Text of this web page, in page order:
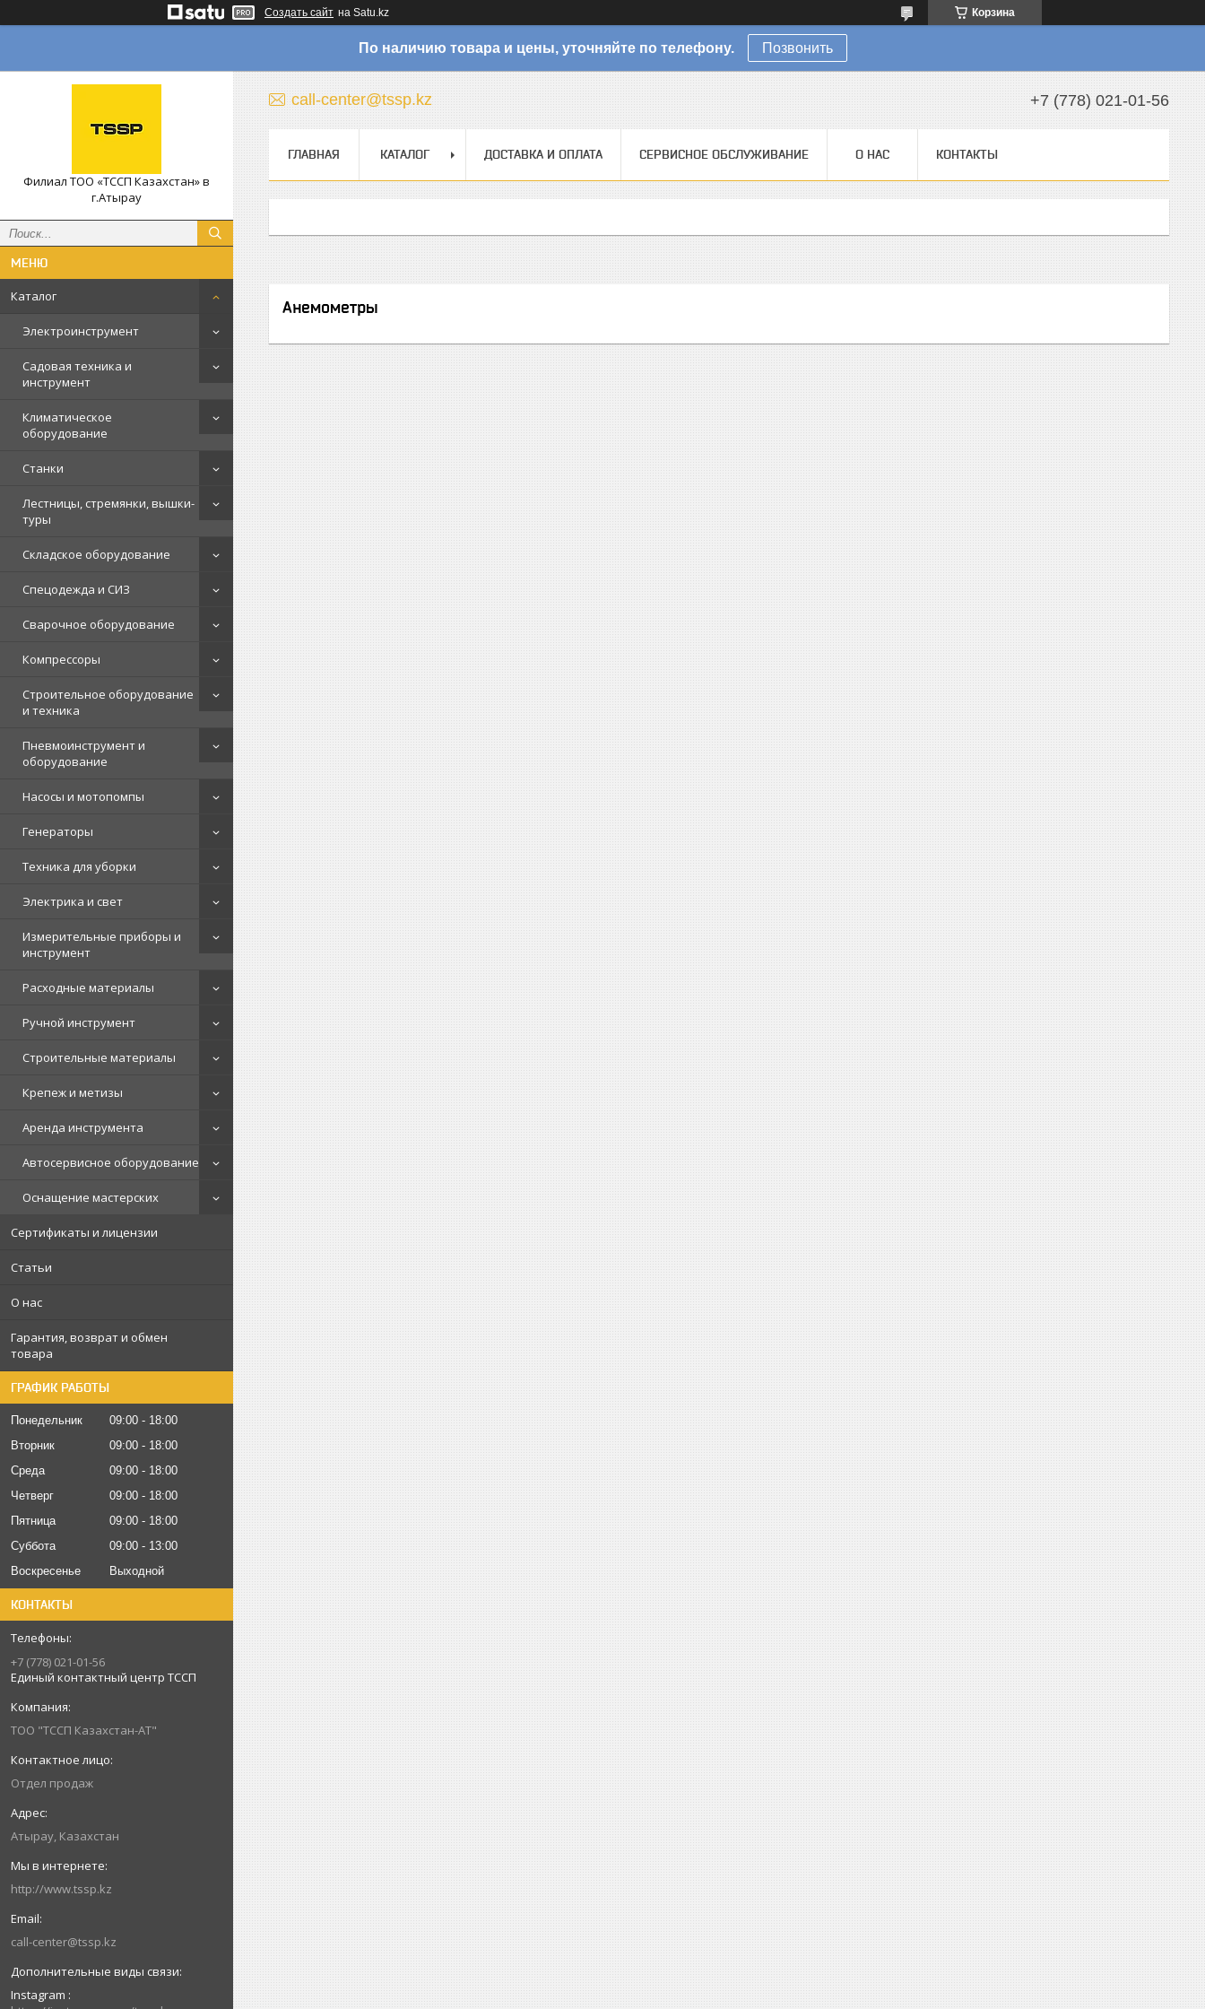
Создать сайт на Satu.kz Корзина
По наличию товара и цены, уточняйте по телефону. Позвонить
Филиал ТОО «ТССП Казахстан» в
г.Атырау
Каталог
Электроинструмент
Садовая техника и
инструмент
Климатическое
оборудование
Станки
Лестницы, стремянки, вышки-
туры
Складское оборудование
Спецодежда и СИЗ
Сварочное оборудование
Компрессоры
Строительное оборудование
и техника
Пневмоинструмент и
оборудование
Насосы и мотопомпы
Генераторы
Техника для уборки
Электрика и свет
Измерительные приборы и
инструмент
Расходные материалы
Ручной инструмент
Строительные материалы
Крепеж и метизы
Аренда инструмента
Автосервисное оборудование
Оснащение мастерских
Сертификаты и лицензии
Статьи
О нас
Гарантия, возврат и обмен
товара
ГРАФИК РАБОТЫ
Понедельник 09:00
18:00
Вторник
09:00
18:00
Среда
09:00
18:00
Четверг
09:00
18:00
Пятница
09:00
18:00
Суббота
09:00
13:00
Воскресенье
Выходной
КОНТАКТЫ
+7 (778) 021-01-56
Единый контактный центр ТССП
ТОО "ТССП Казахстан-АТ"
Отдел продаж
Атырау, Казахстан
http://www.tssp.kz
call-center@tssp.kz
Instagram
call-center@tssp.kz +7 (778) 021-01-56
ГЛАВНАЯ КАТАЛОГ ДОСТАВКА И ОПЛАТА СЕРВИСНОЕ ОБСЛУЖИВАНИЕ О НАС КОНТАКТЫ
Анемометры